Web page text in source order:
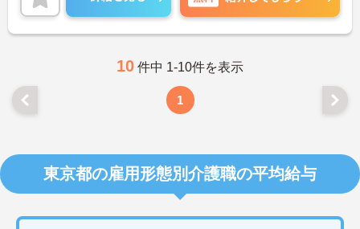
ただけます。
ご興味のある方は、お気軽にお問い合わせくださ
い。
10 件中 1-10件を表示
1
東京都の雇用形態別介護職の平均給与